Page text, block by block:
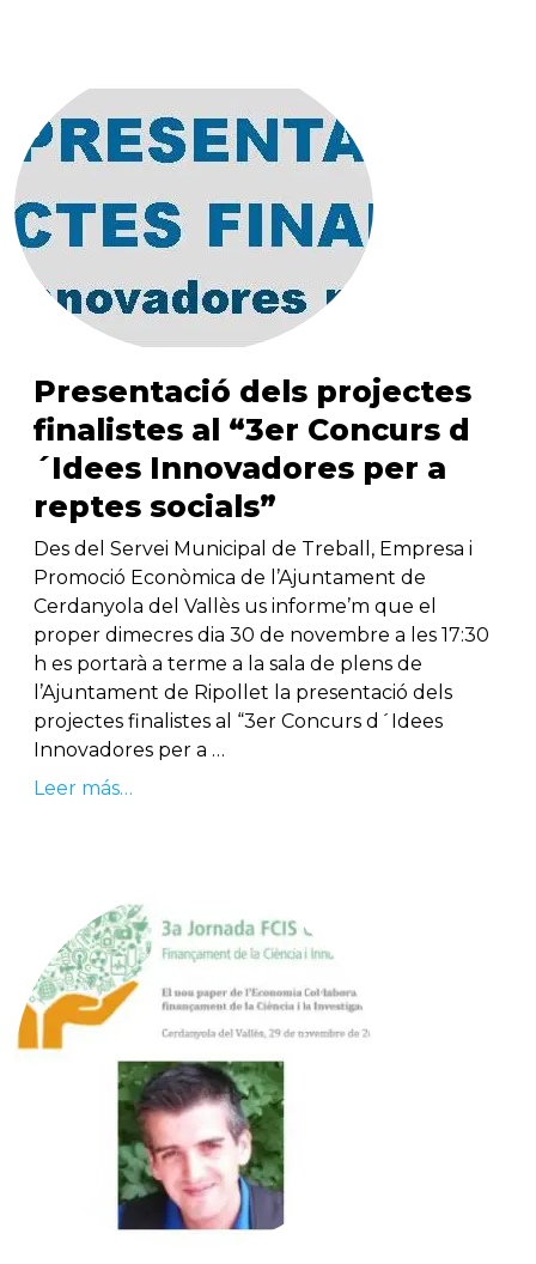
Presentació dels projectes
finalistes al “3er Concurs d
´Idees Innovadores per a
reptes socials”
Des del Servei Municipal de Treball, Empresa i
Promoció Econòmica de l’Ajuntament de
Cerdanyola del Vallès us informe’m que el
proper dimecres dia 30 de novembre a les 17:30
h es portarà a terme a la sala de plens de
l’Ajuntament de Ripollet la presentació dels
projectes finalistes al “3er Concurs d´Idees
Innovadores per a …
Leer más…